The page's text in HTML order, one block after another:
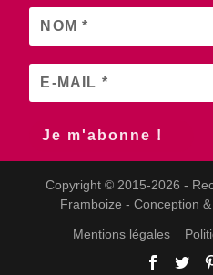
Copyright © 2015-2026 -
Framboize - Conception
Mentions légales